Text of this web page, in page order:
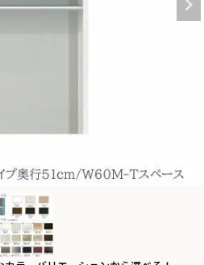
ウチソフ
イム
色】オッ
レイアウ
ックスフ